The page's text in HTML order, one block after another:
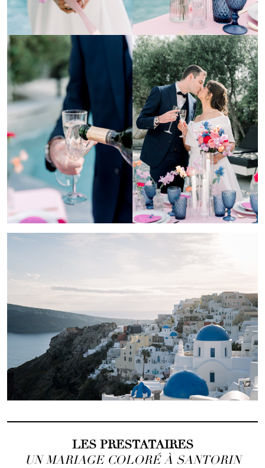
LES PRESTATAIRES
UN MARIAGE COLORÉ À SANTORIN